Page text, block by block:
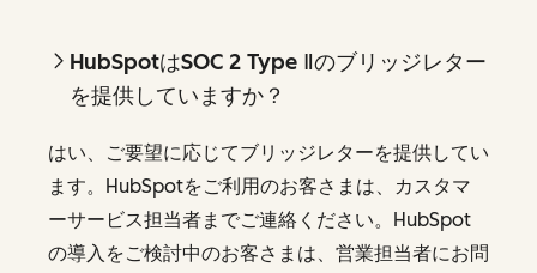
HubSpotはSOC 2 Type Ⅱのブリッジレター
を提供していますか？
はい、ご要望に応じてブリッジレターを提供してい
ます。HubSpotをご利用のお客さまは、カスタマ
ーサービス担当者までご連絡ください。HubSpot
の導入をご検討中のお客さまは、営業担当者にお問